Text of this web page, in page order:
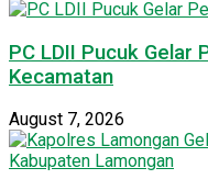
PC LDII Pucuk Gelar
Kecamatan
August 7, 2026